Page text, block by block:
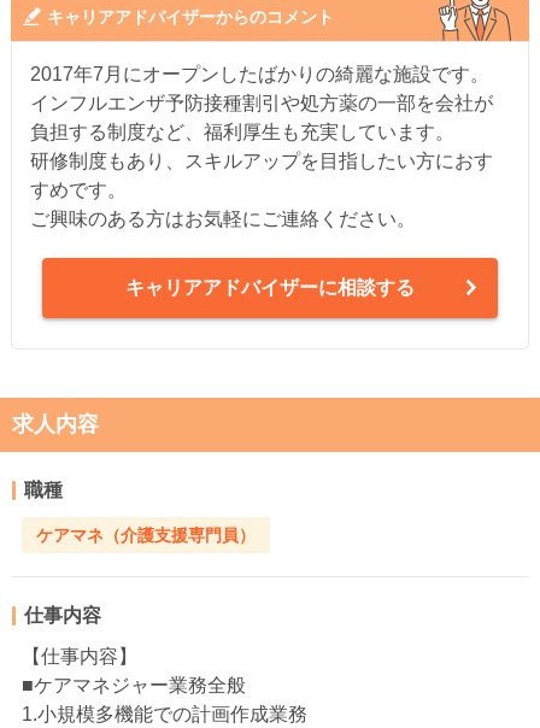
キャリアアドバイザーからのコメント
2017年7月にオープンしたばかりの綺麗な施設です。
インフルエンザ予防接種割引や処方薬の一部を会社が
負担する制度など、福利厚生も充実しています。
研修制度もあり、スキルアップを目指したい方におす
すめです。
ご興味のある方はお気軽にご連絡ください。
キャリアアドバイザーに相談する
求人内容
職種
ケアマネ（介護支援専門員）
仕事内容
【仕事内容】
■ケアマネジャー業務全般
1.小規模多機能での計画作成業務